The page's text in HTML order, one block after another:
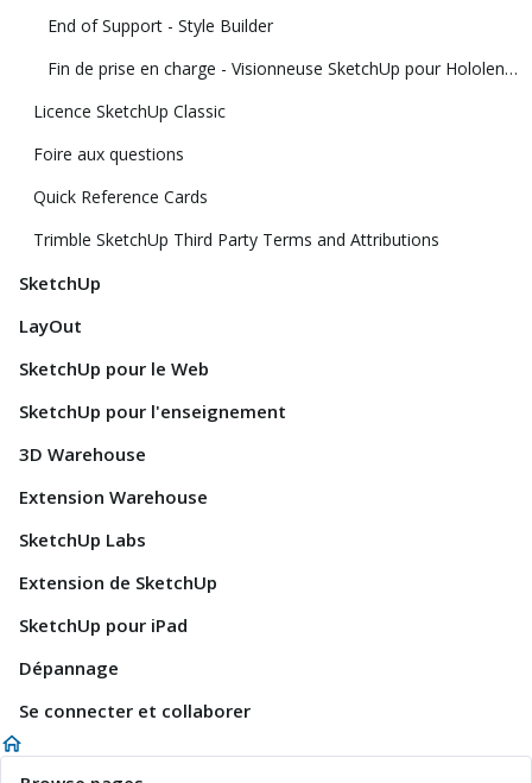
End of Support - Style Builder
Fin de prise en charge - Visionneuse SketchUp pour Hololens et visionneuse SketchUp de réalité virtuelle
Licence SketchUp Classic
Foire aux questions
Quick Reference Cards
Trimble SketchUp Third Party Terms and Attributions
SketchUp
LayOut
SketchUp pour le Web
SketchUp pour l'enseignement
3D Warehouse
Extension Warehouse
SketchUp Labs
Extension de SketchUp
SketchUp pour iPad
Dépannage
Se connecter et collaborer